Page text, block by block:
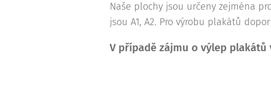
Naše plochy jsou určeny zejména
jsou A1, A2. Pro výrobu plakátů
V případě zájmu o výlep plakátů